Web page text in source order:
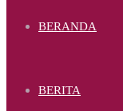
BERANDA
BERITA